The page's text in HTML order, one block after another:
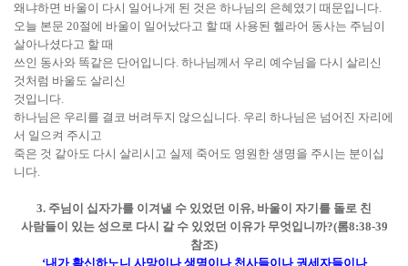
왜냐하면 바울이 다시 일어나게 된 것은 하나님의 은혜였기 때문입니다.
오늘 본문 20절에 바울이 일어났다고 할 때 사용된 헬라어 동사는 주님이
살아나셨다고 할 때
쓰인 동사와 똑같은 단어입니다. 하나님께서 우리 예수님을 다시 살리신
것처럼 바울도 살리신
것입니다.
하나님은 우리를 결코 버려두지 않으십니다. 우리 하나님은 넘어진 자리에
서 일으켜 주시고
죽은 것 같아도 다시 살리시고 실제 죽어도 영원한 생명을 주시는 분이십
니다.
3. 주님이 십자가를 이겨낼 수 있었던 이유, 바울이 자기를 돌로 친
사람들이 있는 성으로 다시 갈 수 있었던 이유가 무엇입니까?(롬8:38-39
참조)
‘내가 확신하노니 사망이나 생명이나 천사들이나 권세자들이나